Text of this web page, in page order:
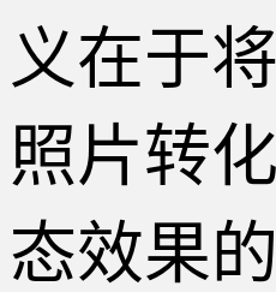
义在于
照片转
态效果